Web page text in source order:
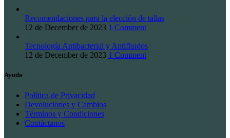
Recomendaciones para la elección de tallas
12 de December de 2023 1 Comment
Tecnología Antibacterial y Antifluidos
12 de December de 2023 1 Comment
Ayuda
Política de Privacidad
Devoluciones y Cambios
Términos y Condiciones
Contáctanos